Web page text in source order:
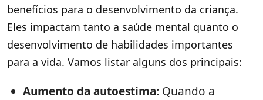
benefícios para o desenvolvimento da criança.
Eles impactam tanto a saúde mental quanto o
desenvolvimento de habilidades importantes
para a vida. Vamos listar alguns dos principais:
Aumento da autoestima: Quando a